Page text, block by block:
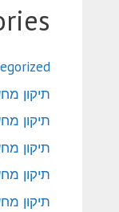
תיקון
תיקון
תיקון
תיקון
תיקון